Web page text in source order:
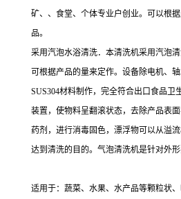
矿、、食堂、个体专业户创业。可以根
品。
采用汽泡水浴清洗．本清洗机采用汽泡
可根据产品的量来定作。设备除电机、
SUS304材料制作，完全符合出口食品卫
装置，使物料呈翻滚状态，去除产品表
药剂，进行消毒固色，漂浮物可以从溢
达到清洗的目的。气泡清洗机是针对外形
适用于：蔬菜、水果、水产品等颗粒状